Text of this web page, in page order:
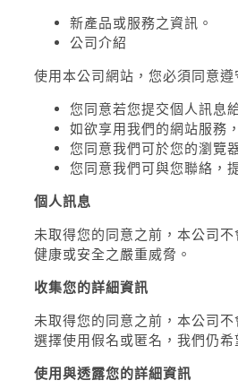
新產品或服務之資訊。
公司介紹
使用本公司網站，您必須同意
您同意若您提交個人訊息
如欲享用我們的網站服務
您同意我們可於您的瀏覽
您同意我們可與您聯絡，
個人訊息
未取得您的同意之前，本公司
健康或安全之嚴重威脅。
收集您的詳細資訊
未取得您的同意之前，本公司
選擇使用假名或匿名，我們仍
使用與透露您的詳細資訊